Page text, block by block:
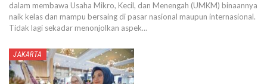
dalam membawa Usaha Mikro, Kecil, dan Menengah (UMKM) binaannya
naik kelas dan mampu bersaing di pasar nasional maupun internasional.
Tidak lagi sekadar menonjolkan aspek…
JAKARTA